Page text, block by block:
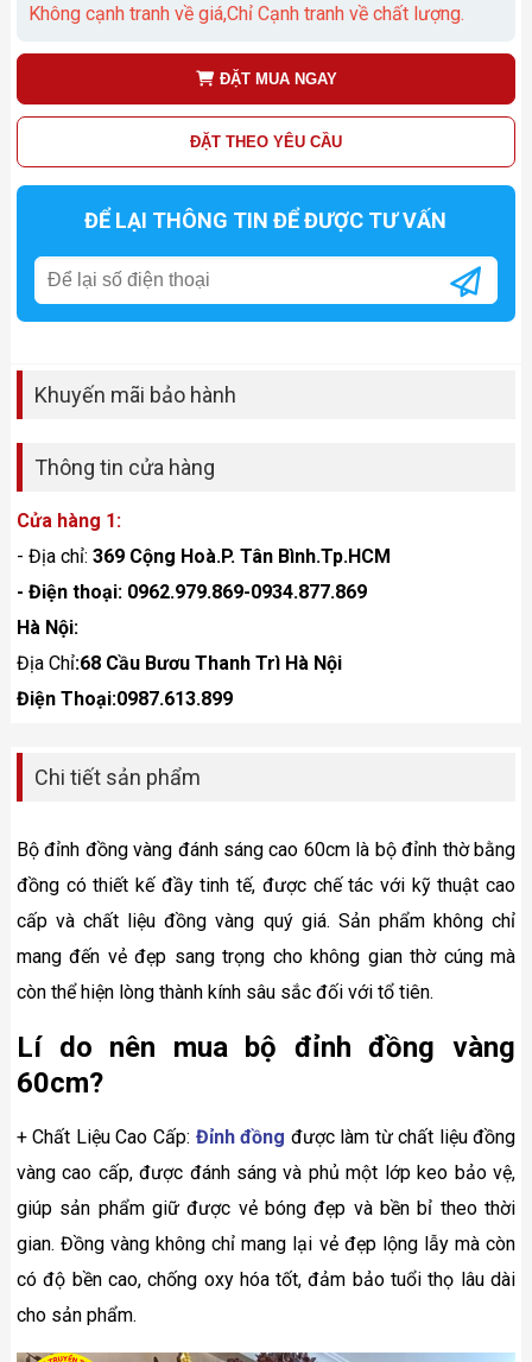
Không cạnh tranh về giá,Chỉ Cạnh tranh về chất lượng.
ĐẶT MUA NGAY
ĐẶT THEO YÊU CẦU
ĐỂ LẠI THÔNG TIN ĐỂ ĐƯỢC TƯ VẤN
Khuyến mãi bảo hành
Thông tin cửa hàng
Cửa hàng 1:
- Địa chỉ: 369 Cộng Hoà.P. Tân Bình.Tp.HCM
- Điện thoại: 0962.979.869-0934.877.869
Hà Nội:
Địa Chỉ:68 Cầu Bươu Thanh Trì Hà Nội
Điện Thoại:0987.613.899
Chi tiết sản phẩm
Bộ đỉnh đồng vàng đánh sáng cao 60cm là bộ đỉnh thờ bằng
đồng có thiết kế đầy tinh tế, được chế tác với kỹ thuật cao
cấp và chất liệu đồng vàng quý giá. Sản phẩm không chỉ
mang đến vẻ đẹp sang trọng cho không gian thờ cúng mà
còn thể hiện lòng thành kính sâu sắc đối với tổ tiên.
Lí do nên mua bộ đỉnh đồng vàng
60cm?
+ Chất Liệu Cao Cấp: Đỉnh đồng được làm từ chất liệu đồng
vàng cao cấp, được đánh sáng và phủ một lớp keo bảo vệ,
giúp sản phẩm giữ được vẻ bóng đẹp và bền bỉ theo thời
gian. Đồng vàng không chỉ mang lại vẻ đẹp lộng lẫy mà còn
có độ bền cao, chống oxy hóa tốt, đảm bảo tuổi thọ lâu dài
cho sản phẩm.